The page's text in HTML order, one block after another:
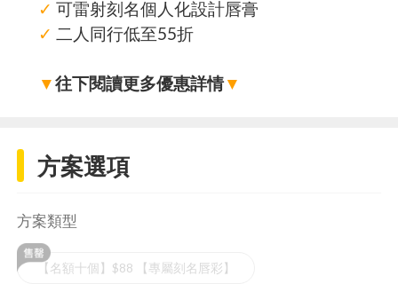
✓ 可雷射刻名個人化設計唇膏
✓ 二人同行低至55折
▼往下閱讀更多優惠詳情▼
方案選項
方案類型
【名額十個】$88 【專屬刻名唇彩】